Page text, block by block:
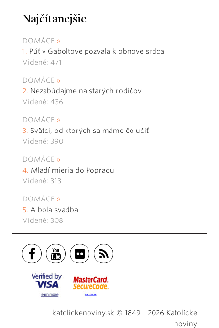
Najčítanejšie
DOMÁCE
Púť v Gaboltove pozvala k obnove srdca
Videné: 471
DOMÁCE
Nezabúdajme na starých rodičov
Videné: 436
DOMÁCE
Svätci, od ktorých sa máme čo učiť
Videné: 390
DOMÁCE
Mladí mieria do Popradu
Videné: 313
DOMÁCE
A bola svadba
Videné: 308
katolickenoviny.sk © 1849 - 2026 Katolícke
noviny